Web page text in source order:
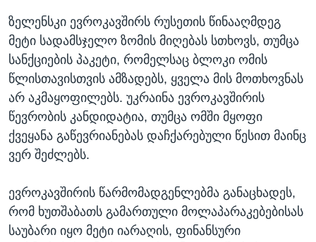
ზელენსკი ევროკავშირს რუსეთის წინააღმდეგ
მეტი სადამსჯელო ზომის მიღებას სთხოვს, თუმცა
სანქციების პაკეტი, რომელსაც ბლოკი ომის
წლისთავისთვის ამზადებს, ყველა მის მოთხოვნას
არ აკმაყოფილებს. უკრაინა ევროკავშირის
წევრობის კანდიდატია, თუმცა ომში მყოფი
ქვეყანა გაწევრიანებას დაჩქარებული წესით მაინც
ვერ შეძლებს.
ევროკავშირის წარმომადგენლებმა განაცხადეს,
რომ ხუთშაბათს გამართული მოლაპარაკებებისას
საუბარი იყო მეტი იარაღის, ფინანსური